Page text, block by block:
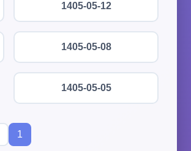
1405-05-12
1405-05-08
1405-05-05
1